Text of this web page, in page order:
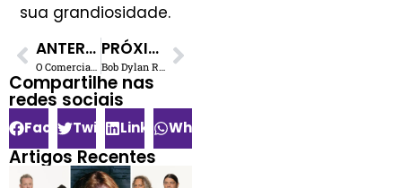
sua grandiosidade.
ANTERIOR
O Comercial Esquecido do Metallica para a AOL Ressurge em 2025
PRÓXIMO
Bob Dylan Retorna ao Estúdio Durante Turnê do “Outlaw Music Festival”
Compartilhe nas
redes sociais​
FacebookTwitterLinkedInWhatsApp
Artigos Recentes